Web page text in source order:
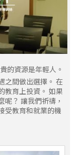
的資源是年輕人。
之間做出選擇。 在
教育上投資。 如果
？ 讓我們祈禱，
受教育和就業的機